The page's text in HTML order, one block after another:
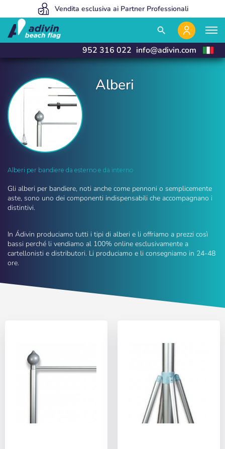
Fabbrichiamo e consegniamo in 24 ore
Vendita esclusiva ai Partner Professionali
Siamo così convenienti perché vendiamo esclusivamente online
search
952 316 022 info@adivin.com
Alberi | Adivin Beach Flag
Alberi
Alberi per bandiere da esterno e da interno
Gli alberi per bandiere, noti anche come pennoni o semplicemente
aste, sono uno dei componenti indispensabili che accompagnano i
distintivi.
In Ádivin produciamo tutti i tipi di alberi e li offriamo a prezzi così
bassi perché li vendiamo al 100% online esclusivamente a
cartellonisti e distributori. Li produciamo e li consegniamo in 24-48
ore.